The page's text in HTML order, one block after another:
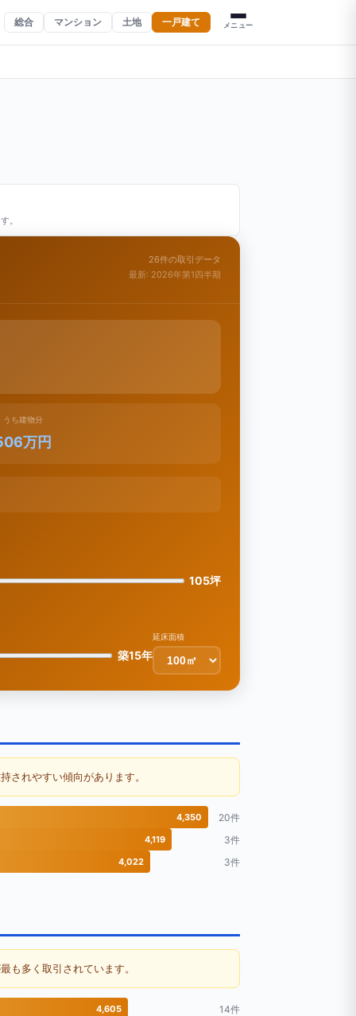
総合 マンション 土地 一戸建て メニュー
。
26件の取引データ
最新: 2026年第1四半期
うち建物分
万円
105坪
築15年
延床面積
されやすい傾向があります。
4,350 20件
4,119 3件
4,022 3件
も多く取引されています。
4,605 14件